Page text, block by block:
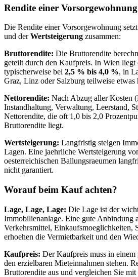
Rendite einer Vorsorgewohnung
Die Rendite einer Vorsorgewohnung
und derWertsteigerung zusammen:
Bruttorendite: Die Bruttorendite
geteilt durch den Kaufpreis. In Wien
typischerweise bei 2,5 % bis 4,0 %, in
Graz, Linz oder Salzburg teilweise etwas
Nettorendite: Nach Abzug aller Kosten
Instandhaltung, Verwaltung, Leerstand,
Nettorendite, die oft 1,0 bis 2,0
Bruttorendite liegt.
Wertsteigerung: Langfristig steigen
Lagen. Eine jaehrliche Wertsteigerung
oesterreichischen Ballungsraeumen
nicht garantiert.
Worauf beim Kauf achten?
Lage, Lage, Lage: Die Lage ist der
Immobilienanlage. Eine gute Anbindung
Verkehrsmittel, Einkaufsmoeglichkeiten,
erhoehen die Vermietbarkeit und den
Kaufpreis: Der Kaufpreis muss in einem
den erzielbaren Mieteinnahmen stehen.
Bruttorendite aus und vergleichen Sie